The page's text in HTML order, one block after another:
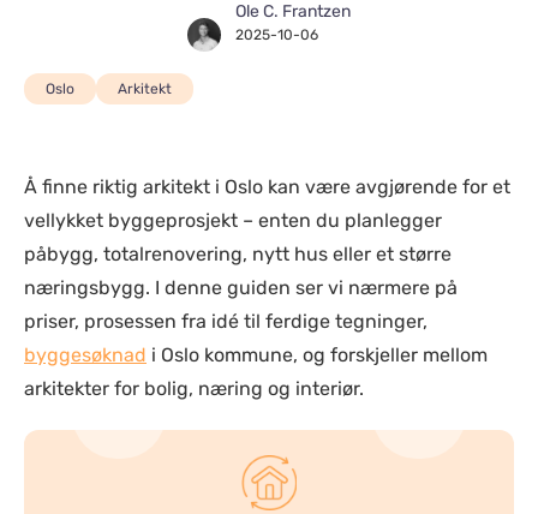
Ole C. Frantzen
2025-10-06
Oslo Arkitekt
Å finne riktig arkitekt i Oslo kan være avgjørende for et
vellykket byggeprosjekt – enten du planlegger
påbygg, totalrenovering, nytt hus eller et større
næringsbygg. I denne guiden ser vi nærmere på
priser, prosessen fra idé til ferdige tegninger,
byggesøknad i Oslo kommune, og forskjeller mellom
arkitekter for bolig, næring og interiør.